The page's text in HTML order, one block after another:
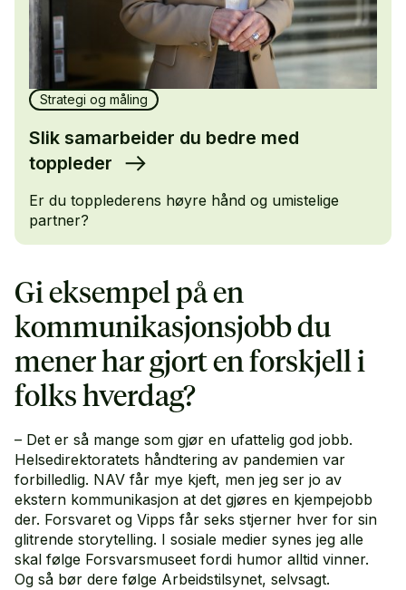
Strategi og måling
Slik samarbeider du bedre med
toppleder
Er du topplederens høyre hånd og umistelige
partner?
Gi eksempel på en
kommunikasjonsjobb du
mener har gjort en forskjell i
folks hverdag?
– Det er så mange som gjør en ufattelig god jobb.
Helsedirektoratets håndtering av pandemien var
forbilledlig. NAV får mye kjeft, men jeg ser jo av
ekstern kommunikasjon at det gjøres en kjempejobb
der. Forsvaret og Vipps får seks stjerner hver for sin
glitrende storytelling. I sosiale medier synes jeg alle
skal følge Forsvarsmuseet fordi humor alltid vinner.
Og så bør dere følge Arbeidstilsynet, selvsagt.